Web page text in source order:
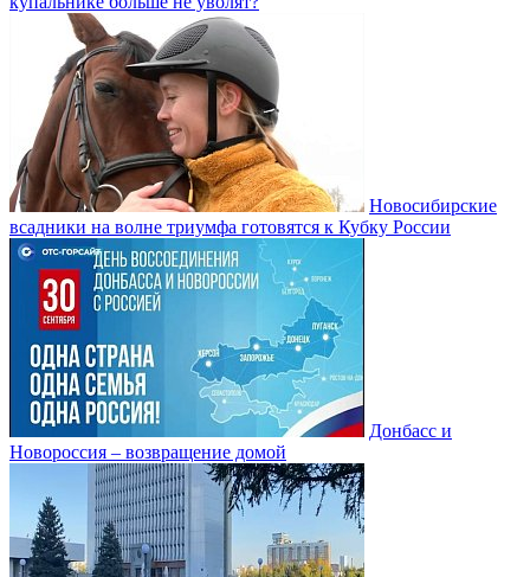
Новосибирские
всадники на волне триумфа готовятся к Кубку России
Донбасс и
Новороссия – возвращение домой